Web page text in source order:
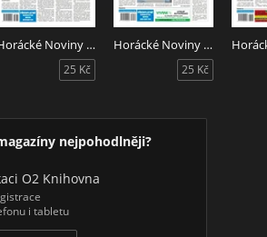
Horácké Noviny 31/2026
25 Kč
Horácké Noviny 30/2026
25 Kč
nejpohodlněji?
O2 Knihovna
i tabletu